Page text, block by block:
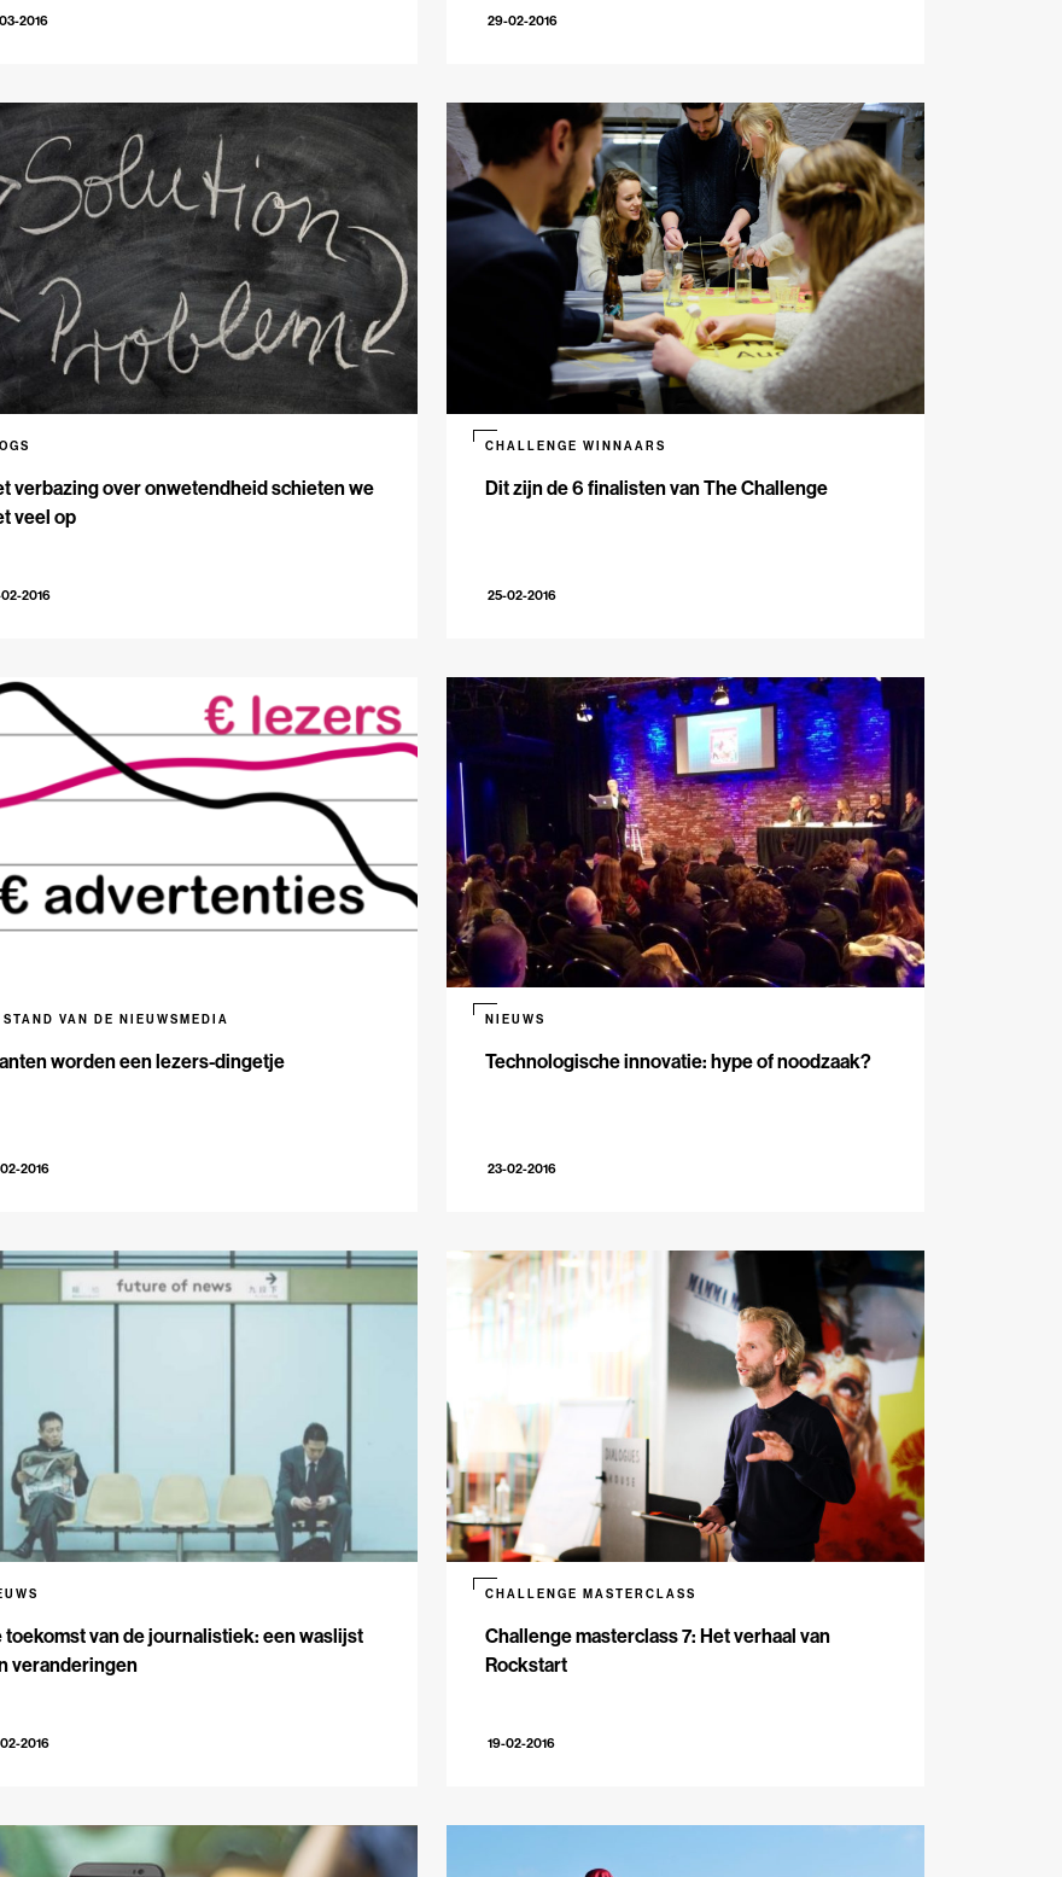
2016 29-02-2016
verbazing over onwetendheid schieten we
veel op
2016
Dit zijn de 6 finalisten van The Challenge
CHALLENGE WINNAARS
25-02-2016
worden een lezers-dingetje
STAND VAN DE NIEUWSMEDIA
2016
Technologische innovatie: hype of noodzaak?
NIEUWS
23-02-2016
toekomst van de journalistiek: een waslijst
veranderingen
2016
Challenge masterclass 7: Het verhaal van
Rockstart
CHALLENGE MASTERCLASS
19-02-2016